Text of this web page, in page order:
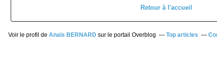
Retour à l'accueil
Voir le profil de Anaïs BERNARDsur le portail Overblog Top articles